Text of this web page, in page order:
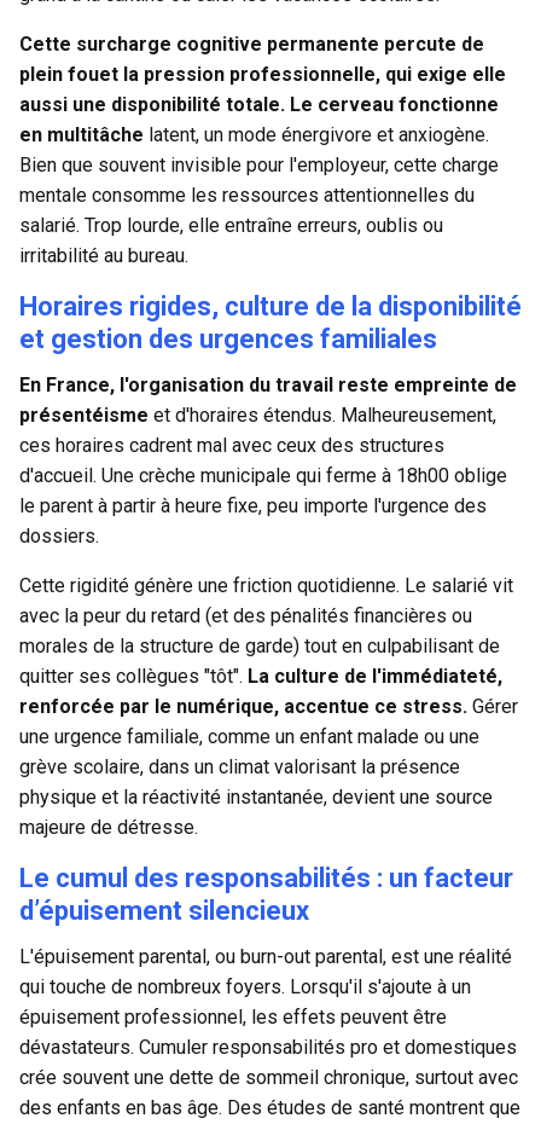
Cette surcharge cognitive permanente percute de
plein fouet la pression professionnelle, qui exige elle
aussi une disponibilité totale. Le cerveau fonctionne
en multitâche latent, un mode énergivore et anxiogène.
Bien que souvent invisible pour l'employeur, cette charge
mentale consomme les ressources attentionnelles du
salarié. Trop lourde, elle entraîne erreurs, oublis ou
irritabilité au bureau.
Horaires rigides, culture de la disponibilité
et gestion des urgences familiales
En France, l'organisation du travail reste empreinte de
présentéisme et d'horaires étendus. Malheureusement,
ces horaires cadrent mal avec ceux des structures
d'accueil. Une crèche municipale qui ferme à 18h00 oblige
le parent à partir à heure fixe, peu importe l'urgence des
dossiers.
Cette rigidité génère une friction quotidienne. Le salarié vit
avec la peur du retard (et des pénalités financières ou
morales de la structure de garde) tout en culpabilisant de
quitter ses collègues "tôt". La culture de l'immédiateté,
renforcée par le numérique, accentue ce stress. Gérer
une urgence familiale, comme un enfant malade ou une
grève scolaire, dans un climat valorisant la présence
physique et la réactivité instantanée, devient une source
majeure de détresse.
Le cumul des responsabilités : un facteur
d’épuisement silencieux
L'épuisement parental, ou burn-out parental, est une réalité
qui touche de nombreux foyers. Lorsqu'il s'ajoute à un
épuisement professionnel, les effets peuvent être
dévastateurs. Cumuler responsabilités pro et domestiques
crée souvent une dette de sommeil chronique, surtout avec
des enfants en bas âge. Des études de santé montrent que